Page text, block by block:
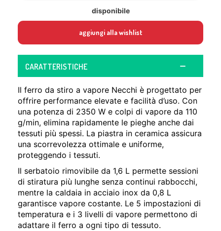
disponibile
aggiungi alla wishlist
CARATTERISTICHE
Il ferro da stiro a vapore Necchi è progettato per
offrire performance elevate e facilità d’uso. Con
una potenza di 2350 W e colpi di vapore da 110
g/min, elimina rapidamente le pieghe anche dai
tessuti più spessi. La piastra in ceramica assicura
una scorrevolezza ottimale e uniforme,
proteggendo i tessuti.
Il serbatoio rimovibile da 1,6 L permette sessioni
di stiratura più lunghe senza continui rabbocchi,
mentre la caldaia in acciaio inox da 0,8 L
garantisce vapore costante. Le 5 impostazioni di
temperatura e i 3 livelli di vapore permettono di
adattare il ferro a ogni tipo di tessuto.